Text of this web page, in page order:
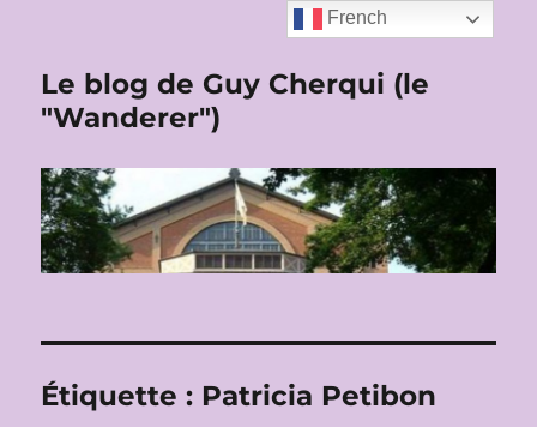
Le blog de Guy Cherqui (le
"Wanderer")
Étiquette : Patricia Petibon
French